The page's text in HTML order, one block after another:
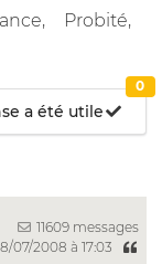
Probité,
a été utile
0
11609 messages
07/2008 à 17:03